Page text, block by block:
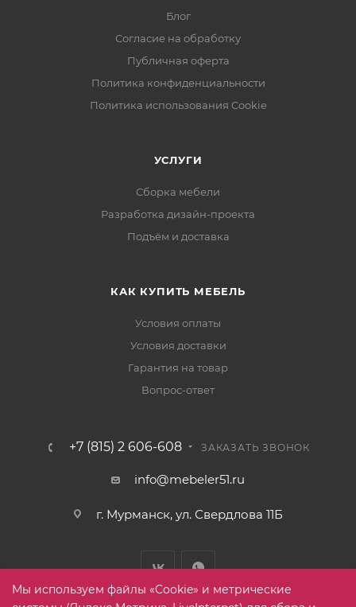
Блог
Согласие на обработку
Публичная оферта
Политика конфиденциальности
Политика использования Cookie
УСЛУГИ
Сборка мебели
Разработка дизайн-проекта
Подъём и доставка
КАК КУПИТЬ МЕБЕЛЬ
Условия оплаты
Условия доставки
Гарантия на товар
Вопрос-ответ
+7 (815) 2 606-608 ЗАКАЗАТЬ ЗВОНОК
info@mebeler51.ru
г. Мурманск, ул. Свердлова 11Б
Мы используем файлы «Cookie» и метрические